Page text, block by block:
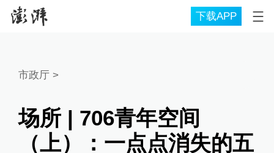
下载APP
市政厅>
场所 | 706青年空间
（上）：一点点消失的五